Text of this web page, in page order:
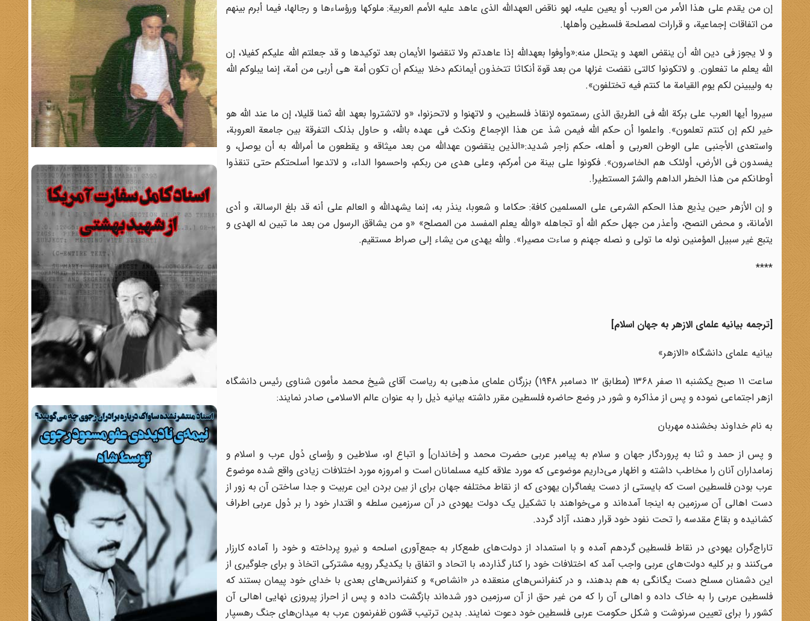
إن من یقدم على هذا الأمر من العرب أو یعین علیه، لهو ناقض العهدالله الذی عاهد علیه الأمم العربیة: ملوکها ورؤساءها و رجالها، فیما أبرم بینهم
من اتفاقات إجماعیة، و قرارات لمصلحة فلسطین وأهلها.
و لا یجوز فی دین الله أن ینقض العهد و یتحلل منه:«وأوفوا بعهدالله إذا عاهدتم ولا تنقضوا الأیمان بعد توکیدها و قد جعلتم الله علیکم کفیلا، إن
الله یعلم ما تفعلون. و لاتکونوا کالتى نقضت غزلها من بعد قوة أنکاثا تتخذون أیمانکم دخلا بینکم أن تکون أمة هی أربى من أمة، إنما یبلوکم الله
به ولیبینن لکم یوم القیامة ما کنتم فیه تختلفون».
سیروا أیها العرب على برکة الله فى الطریق الذی رسمتموه لإنقاذ فلسطین، و لاتهنوا و لاتحزنوا، «و لاتشتروا بعهد الله ثمنا قلیلا، إن ما عند الله هو
خیر لکم إن کنتم تعلمون». واعلموا أن حکم الله فیمن شذ عن هذا الإجماع ونکث فی عهده بالله، و حاول بذلک التفرقة بین جامعة العروبة،
واستعدى الأجنبى على الوطن العربى و أهله، حکم زاجر شدید:«الذین ینقضون عهدالله من بعد میثاقه و یقطعون ما أمرالله به أن یوصل، و
یفسدون فى الأرض، أولئک هم الخاسرون». فکونوا على بینة من أمرکم، وعلى هدى من ربکم، واحسموا الداء، و لاتدعوا أسلحتکم حتى تنقذوا
أوطانکم من هذا الخطر الداهم والشرّ المستطیر!.
و إن الأزهر حین یذیع هذا الحکم الشرعى على المسلمین کافة: حکاما و شعوبا، ینذر به، إنما یشهدالله و العالم على أنه قد بلغ الرسالة، و أدى
الأمانة، و محض النصح، وأعذر من جهل حکم الله أو تجاهله «والله یعلم المفسد من المصلح» «و من یشاقق الرسول من بعد ما تبین له الهدى و
یتبع غیر سبیل المؤمنین نوله ما تولى و نصله جهنم و ساءت مصیرا». والله یهدى من یشاء إلى صراط مستقیم.
****
[ترجمه بیانیه علمای الازهر به جهان اسلام]
بیانیه علمای دانشگاه «الازهر»
ساعت ۱۱ صبح یکشنبه ۱۱ صفر ۱۳۶۸ (مطابق ۱۲ دسامبر ۱۹۴۸) بزرگان علمای مذهبی به ریاست آقای شیخ محمد مأمون شناوی رئیس دانشگاه
ازهر اجتماعی نموده و پس از مذاکره و شور در وضع حاضره فلسطین مقرر داشته بیانیه ذیل را به عنوان عالم الاسلامی صادر نمایند:
به نام خداوند بخشنده مهربان
و پس از حمد و ثنا به پروردگار جهان و سلام به پیامبر عربی حضرت محمد و [خاندان] و اتباع او، سلاطین و رؤسای دُول عرب و اسلام و
زمامداران آنان را مخاطب داشته و اظهار می‌داریم موضوعی که مورد علاقه کلیه مسلمانان است و امروزه مورد اختلافات زیادی واقع شده موضوع
عرب بودن فلسطین است که بایستی از دست یغماگران یهودی که از نقاط مختلفه جهان برای از بین بردن این عربیت و جدا ساختن آن به زور از
دست اهالی آن سرزمین به اینجا آمده‌اند و می‌خواهند با تشکیل یک دولت یهودی در آن سرزمین سلطه و اقتدار خود را بر دُول عربی اطراف
کشانیده و بقاع مقدسه را تحت نفود خود قرار دهند، آزاد گردد.
تاراج‌گران یهودی در نقاط فلسطین گردهم آمده و با استمداد از دولت‌های طمع‌کار به جمع‌آوری اسلحه و نیرو پرداخته و خود را آماده کارزار
می‌کنند و بر کلیه دولت‌های عربی واجب آمد که اختلافات خود را کنار گذارده، با اتحاد و اتفاق با یکدیگر رویه مشترکی اتخاذ و برای جلوگیری از
این دشمنان مسلح دست یگانگی به هم بدهند، و در کنفرانس‌های منعقده در «انشاص» و کنفرانس‌های بعدی با خدای خود پیمان بستند که
فلسطین عربی را به خاک داده و اهالی آن را که من غیر حق از آن سرزمین دور شده‌اند بازگشت داده و پس از احراز پیروزی نهایی اهالی آن
کشور را برای تعیین سرنوشت و شکل حکومت عربی فلسطین خود دعوت نمایند. بدین ترتیب قشون ظفرنمون عرب به میدان‌های جنگ رهسپار